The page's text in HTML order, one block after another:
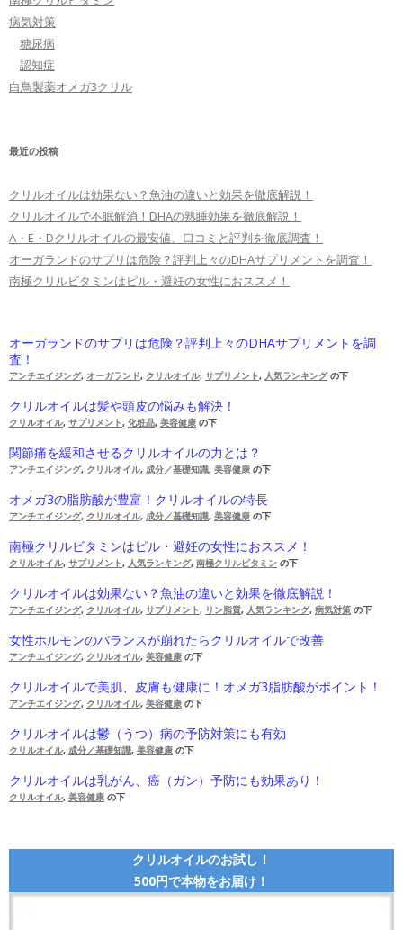
病気対策
糖尿病
認知症
白鳥製薬オメガ3クリル
最近の投稿
クリルオイルは効果ない？魚油の違いと効果を徹底解説！
クリルオイルで不眠解消！DHAの熟睡効果を徹底解説！
A・E・Dクリルオイルの最安値、口コミと評判を徹底調査！
オーガランドのサプリは危険？評判上々のDHAサプリメントを調査！
南極クリルビタミンはピル・避妊の女性におススメ！
オーガランドのサプリは危険？評判上々のDHAサプリメントを調
査！
アンチエイジング, オーガランド, クリルオイル, サプリメント, 人気ランキングの下
クリルオイルは髪や頭皮の悩みも解決！
クリルオイル, サプリメント, 化粧品, 美容健康 の下
関節痛を緩和させるクリルオイルの力とは？
アンチエイジング, クリルオイル, 成分／基礎知識, 美容健康 の下
オメガ3の脂肪酸が豊富！クリルオイルの特長
アンチエイジング, クリルオイル, 成分／基礎知識, 美容健康 の下
南極クリルビタミンはピル・避妊の女性におススメ！
クリルオイル, サプリメント, 人気ランキング, 南極クリルビタミン の下
クリルオイルは効果ない？魚油の違いと効果を徹底解説！
アンチエイジング, クリルオイル, サプリメント, リン脂質, 人気ランキング, 病気対策 の下
女性ホルモンのバランスが崩れたらクリルオイルで改善
アンチエイジング, クリルオイル, 美容健康 の下
クリルオイルで美肌、皮膚も健康に！オメガ3脂肪酸がポイント！
アンチエイジング, クリルオイル, 美容健康 の下
クリルオイルは鬱（うつ）病の予防対策にも有効
クリルオイル, 成分／基礎知識, 美容健康 の下
クリルオイルは乳がん、癌（ガン）予防にも効果あり！
クリルオイル, 美容健康 の下
クリルオイルのお試し！
500円で本物をお届け！